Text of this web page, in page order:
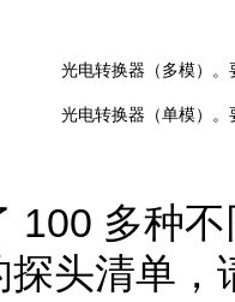
光电转换器（多模）。
光电转换器（单模）。
100 多种
头清单，